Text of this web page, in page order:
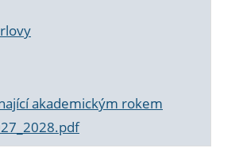
akademickým rokem